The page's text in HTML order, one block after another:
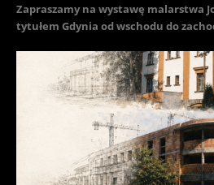
Zapraszamy na wystawę malarstwa
tytułem Gdynia od wschodu do